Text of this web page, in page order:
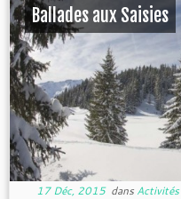
Ballades aux Saisies
17 Déc, 2015dans Activités